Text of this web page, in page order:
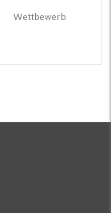
Wettbewerb